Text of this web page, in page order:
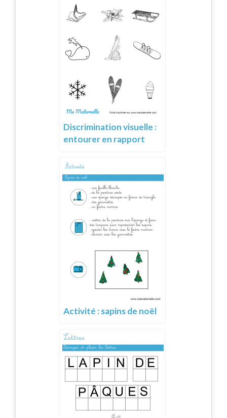
Discrimination visuelle :
entourer en rapport
Activité : sapins de noël